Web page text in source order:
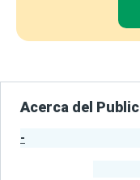
Acerca del
-